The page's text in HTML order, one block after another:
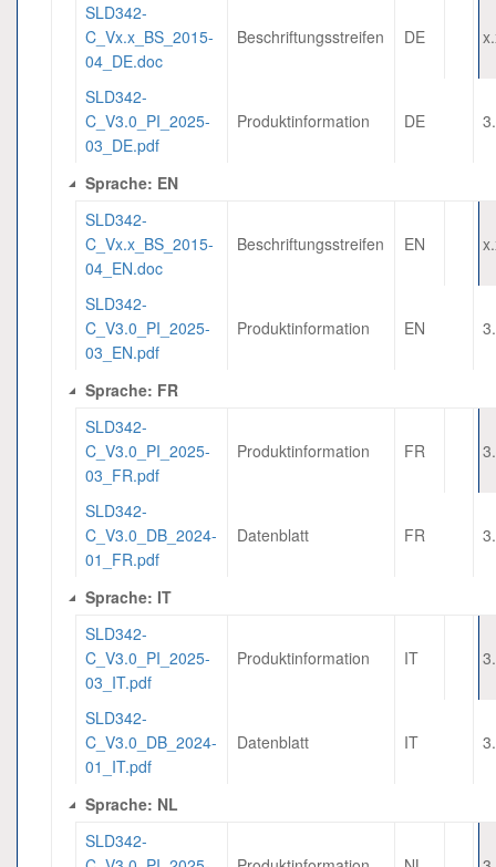
SLD342-
C_Vx.x_BS_2015-
04_DE.doc
Beschriftungsstreifen DE
SLD342-
C_V3.0_PI_2025-
03_DE.pdf
Produktinformation DE
Sprache: EN
SLD342-
C_Vx.x_BS_2015-
04_EN.doc
Beschriftungsstreifen EN
SLD342-
C_V3.0_PI_2025-
03_EN.pdf
Produktinformation EN
Sprache: FR
SLD342-
C_V3.0_PI_2025-
03_FR.pdf
Produktinformation FR
SLD342-
C_V3.0_DB_2024-
01_FR.pdf
Datenblatt FR
Sprache: IT
SLD342-
C_V3.0_PI_2025-
03_IT.pdf
Produktinformation IT
SLD342-
C_V3.0_DB_2024-
01_IT.pdf
Datenblatt IT
Sprache: NL
SLD342-